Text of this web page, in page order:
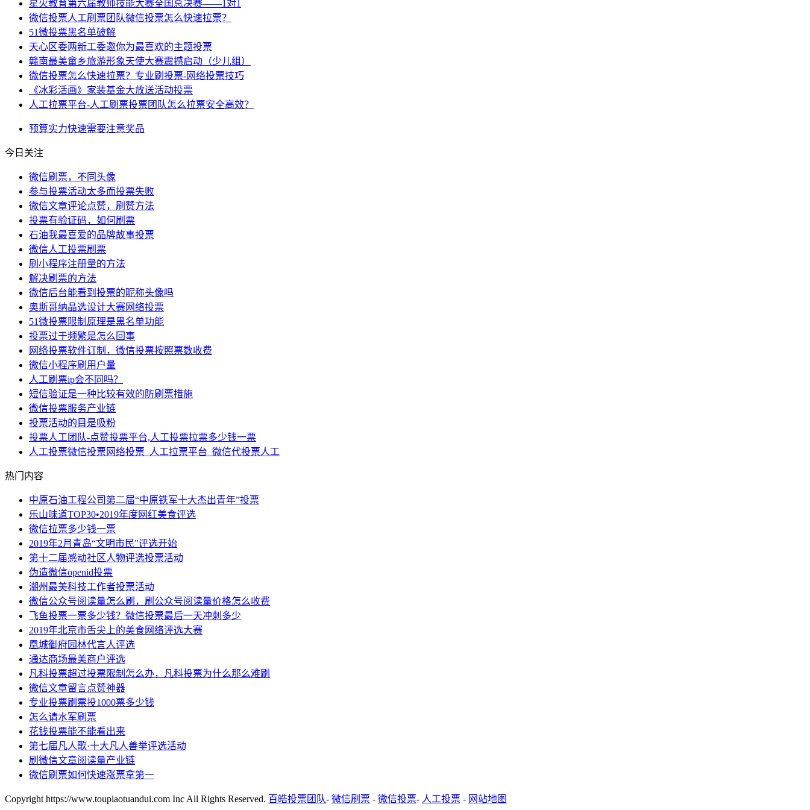
星火教育第六届教师技能大赛全国总决赛——1对1
微信投票人工刷票团队微信投票怎么快速拉票？
51微投票黑名单破解
天心区委两新工委邀你为最喜欢的主题投票
赣南最美畲乡旅游形象天使大赛震撼启动（少儿组）
微信投票怎么快速拉票？专业刷投票-网络投票技巧
《冰彩活画》家装基金大放送活动投票
人工拉票平台-人工刷票投票团队怎么拉票安全高效？
预算实力快速需要注意奖品
今日关注
微信刷票，不同头像
参与投票活动太多而投票失败
微信文章评论点赞，刷赞方法
投票有验证码，如何刷票
石油我最喜爱的品牌故事投票
微信人工投票刷票
刷小程序注册量的方法
解决刷票的方法
微信后台能看到投票的昵称头像吗
奥斯哥纳晶选设计大赛网络投票
51微投票限制原理是黑名单功能
投票过于频繁是怎么回事
网络投票软件订制，微信投票按照票数收费
微信小程序刷用户量
人工刷票ip会不同吗？
短信验证是一种比较有效的防刷票措施
微信投票服务产业链
投票活动的目是吸粉
投票人工团队-点赞投票平台,人工投票拉票多少钱一票
人工投票微信投票网络投票_人工拉票平台_微信代投票人工
热门内容
中原石油工程公司第二届“中原铁军十大杰出青年”投票
乐山味道TOP30•2019年度网红美食评选
微信拉票多少钱一票
2019年2月青岛“文明市民”评选开始
第十二届感动社区人物评选投票活动
伪造微信openid投票
潮州最美科技工作者投票活动
微信公众号阅读量怎么刷，刷公众号阅读量价格怎么收费
飞鱼投票一票多少钱？微信投票最后一天冲刺多少
2019年北京市舌尖上的美食网络评选大赛
凰城御府园林代言人评选
通达商场最美商户评选
凡科投票超过投票限制怎么办，凡科投票为什么那么难刷
微信文章留言点赞神器
专业投票刷票投1000票多少钱
怎么请水军刷票
花钱投票能不能看出来
第七届凡人歌·十大凡人善举评选活动
刷微信文章阅读量产业链
微信刷票如何快速涨票拿第一
Copyright https://www.toupiaotuandui.com Inc All Rights Reserved. 百皓投票团队- 微信刷票 - 微信投票- 人工投票 - 网站地图